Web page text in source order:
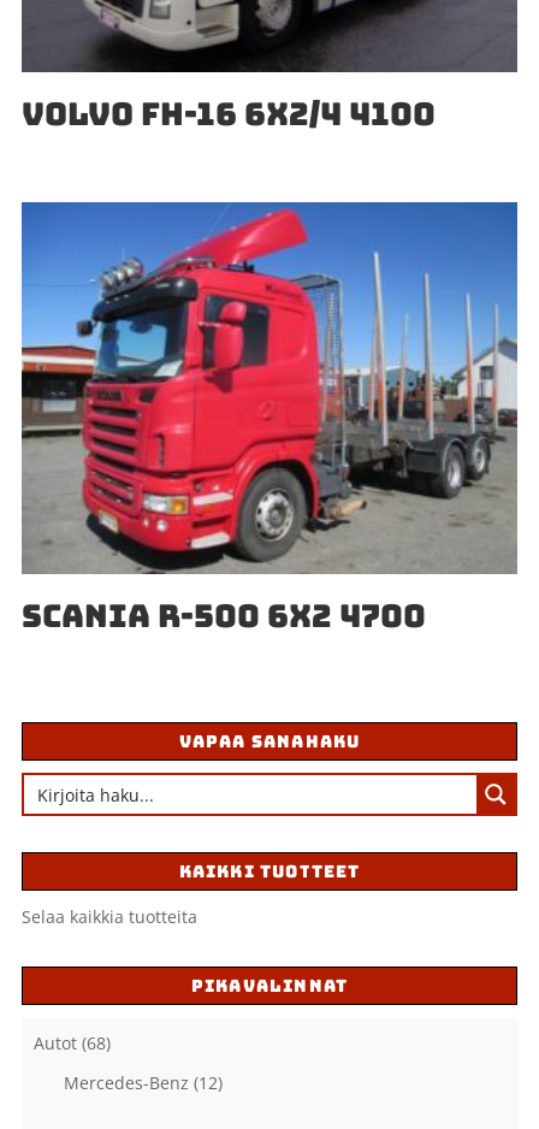
VOLVO FH-16 6X2/4 4100
SCANIA R-500 6X2 4700
VAPAA SANAHAKU
KAIKKI TUOTTEET
Selaa kaikkia tuotteita
PIKAVALINNAT
Autot (68)
Mercedes-Benz (12)